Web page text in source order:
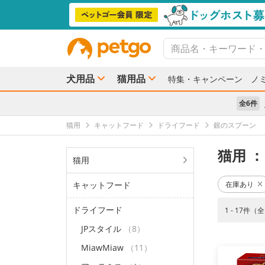
犬用品 猫用品 特集・キャンペーン ノ
全6件
猫用 キャットフード ドライフード 銀のスプーン
猫用
キャットフード
ドライフード
JPスタイル
（8）
MiawMiaw
（11）
猫用
在庫あり
1 - 17件（